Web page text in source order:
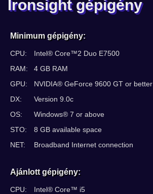
Ironsight gépigény
Minimum gépigény:
CPU:
Intel® Core™2 Duo E7500
RAM:
4 GB RAM
GPU:
NVIDIA® GeForce 9600 GT or better
DX:
Version 9.0c
OS:
Windows® 7 or above
STO:
8 GB available space
NET:
Broadband Internet connection
Ajánlott gépigény:
CPU:
Intel® Core™ i5